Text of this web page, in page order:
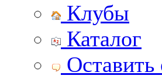
Клубы
Каталог
Оставить